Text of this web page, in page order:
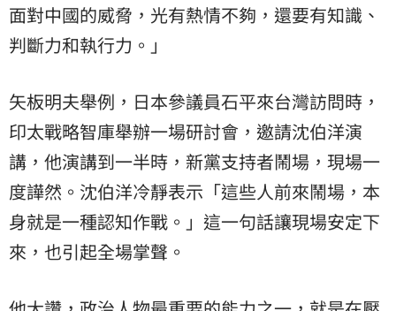
面對中國的威脅，光有熱情不夠，還要有知識、
判斷力和執行力。」
矢板明夫舉例，日本參議員石平來台灣訪問時，
印太戰略智庫舉辦一場研討會，邀請沈伯洋演
講，他演講到一半時，新黨支持者鬧場，現場一
度譁然。沈伯洋冷靜表示「這些人前來鬧場，本
身就是一種認知作戰。」這一句話讓現場安定下
來，也引起全場掌聲。